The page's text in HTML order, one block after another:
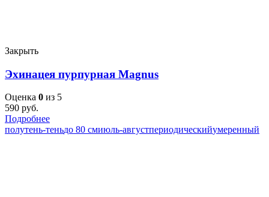
Закрыть
Эхинацея пурпурная Magnus
Оценка 0 из 5
590 руб.
Подробнее
полутень-теньдо 80 смиюль-августпериодическийумеренный